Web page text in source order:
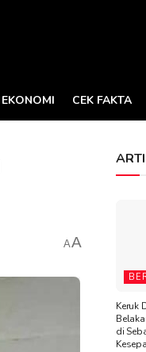
EKONOMI CEK FAKTA
AA
Keruk
di